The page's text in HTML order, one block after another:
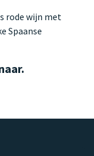
rode wijn met
Spaanse